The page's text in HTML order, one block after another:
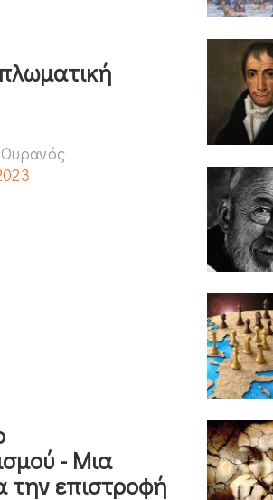
- Μια
την επιστροφή